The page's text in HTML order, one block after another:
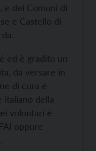
e dei Comuni di
e Castello di
ed è gradito un
da versare in
di cura e
della
volontari è
oppure